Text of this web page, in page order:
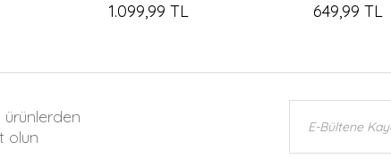
1.099,99 TL
649,99 TL
olun